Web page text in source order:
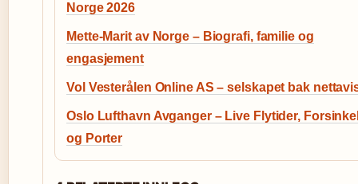
Norge 2026
Mette-Marit av Norge – Biografi, familie og
engasjement
Vol Vesterålen Online AS – selskapet bak
Oslo Lufthavn Avganger – Live Flytider,
og Porter